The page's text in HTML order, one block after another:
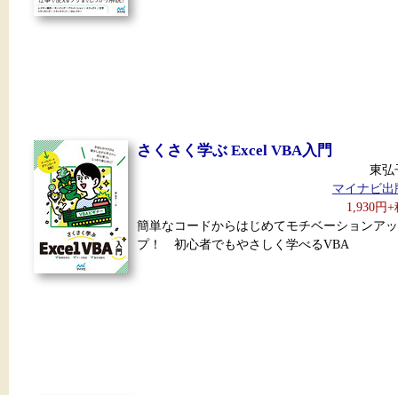
さくさく学ぶ Excel VBA入門
東弘
マイナビ出
1,930円+
簡単なコードからはじめてモチベーションアッ
プ！ 初心者でもやさしく学べるVBA